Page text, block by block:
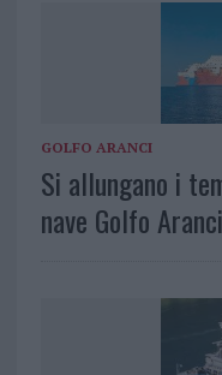
GOLFO ARANCI
Si allungano i
nave Golfo